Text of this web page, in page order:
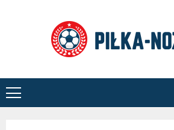
Piłka